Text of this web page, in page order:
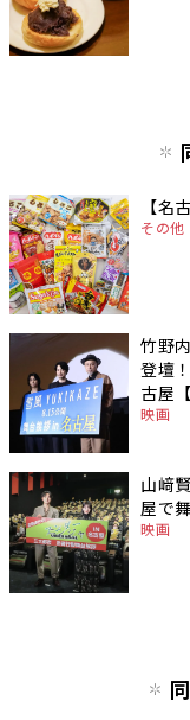
【名
その他
竹野
登壇
古屋
映画
山﨑
屋で
映画